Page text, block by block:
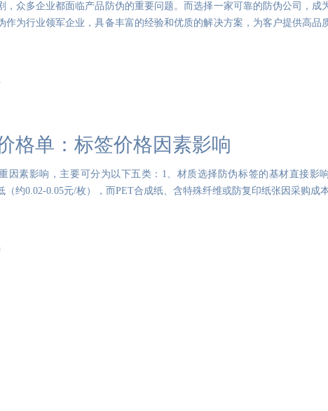
，众多企业都面临产品防伪的重要问题。而选择一家可靠的防伪公司，成
作为行业领军企业，具备丰富的经验和优质的解决方案，为客户提供高品
格单：标签价格因素影响
因素影响，主要可分为以下五类：1、材质选择防伪标签的基材直接影
（约0.02-0.05元/枚），而PET合成纸、含特殊纤维或防复印纸张因采购成